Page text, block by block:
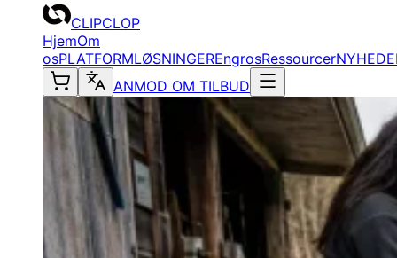
CLIPCLOP
HjemOm
osPLATFORMLØSNINGEREngrosRessourcer
ANMOD OM TILBUD